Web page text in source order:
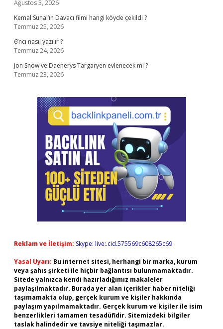
Ağustos 3, 2026
Kemal Sunal’ın Davacı filmi hangi köyde çekildi ?
Temmuz 25, 2026
6’ncı nasıl yazılır ?
Temmuz 24, 2026
Jon Snow ve Daenerys Targaryen evlenecek mi ?
Temmuz 23, 2026
Reklam ve İletişim: Skype: live:.cid.575569c608265c69
Yasal Uyarı: Bu internet sitesi, herhangi bir marka, kurum
veya şahıs şirketi ile hiçbir bağlantısı bulunmamaktadır.
Sitede yalnızca kendi hazırladığımız makaleler
paylaşılmaktadır. Burada yer alan içerikler haber niteliği
taşımamakta olup, gerçek kurum ve kişiler hakkında
paylaşım yapılmamaktadır. Gerçek kurum ve kişiler ile isim
benzerlikleri tamamen tesadüfidir. Sitemizdeki bilgiler
taslak halindedir ve tavsiye niteliği taşımazlar.